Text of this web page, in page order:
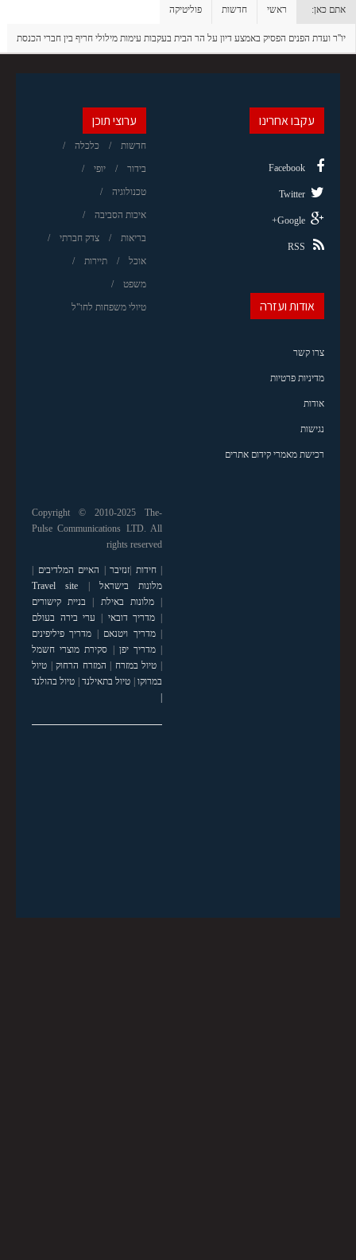
אתם כאן: ראשי חדשות פוליטיקה
יו''ר ועדת הפנים הפסיק באמצע דיון על הר הבית בעקבות עימות מילולי חריף בין חברי הכנסת
ערוצי תוכן
חדשות כלכלה
בידור יופי
טכנולוגיה
איכות הסביבה
בריאות צדק חברתי
אוכל תיירות
משפט
טיולי משפחות לחו"ל
עקבו אחרינו
Facebook
Twitter
Google+
RSS
אודות ועזרה
צרו קשר
מדיניות פרטיות
אודות
נגישות
רכישת מאמרי קידום אתרים
Copyright © 2010-2025 The-
Pulse Communications LTD. All
rights reserved
|חידות |זנזיבר | האיים המלדיבים |
מלונות בישראל |
Travel site
|מלונות באילת | בניית קישורים
| מדריך דובאי | ערי בירה בעולם
|מדריך ויטנאם | מדריך פיליפינים
|מדריך יפן | סקירת מוצרי חשמל
| טיול במזרח | המזרח הרחוק| טיול
במרוקו| טיול בתאילנד| טיול בהולנד
|